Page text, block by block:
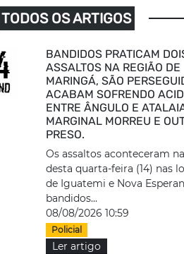
TODOS OS ARTIGOS
BANDIDOS PRATICAM
ASSALTOS NA REGIÃO DE
MARINGÁ, SÃO
ACABAM SOFRENDO
ENTRE ÂNGULO E
MARGINAL MORREU E
PRESO.
Os assaltos aconteceram
desta quarta-feira (14) nas
de Iguatemi e Nova
bandidos...
08/08/2026 10:59
Policial
Ler artigo